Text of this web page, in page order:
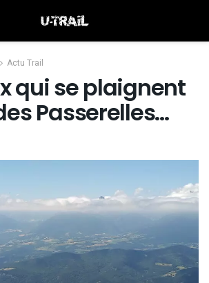
Actu Trail
qui se plaignent
Passerelles…